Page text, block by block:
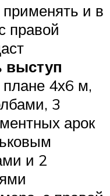
и в
правой
выступ
4х6 м,
3
арок
и 2